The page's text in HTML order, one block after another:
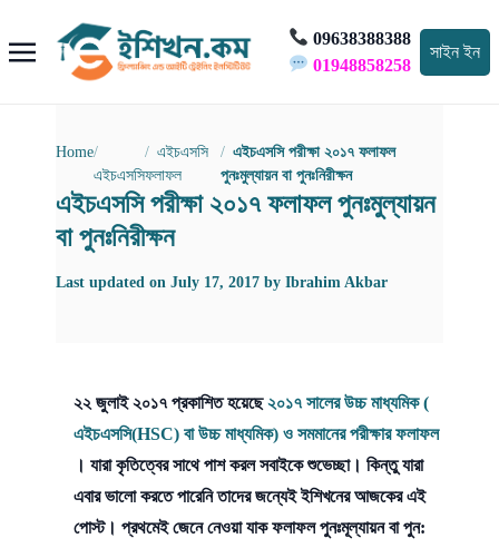
09638388388
01948858258
সাইন ইন
Home
এইচএসসি
এইচএসসি
ফলাফল
এইচএসসি পরীক্ষা ২০১৭ ফলাফল
পুনঃমুল্যায়ন বা পুনঃনিরীক্ষন
এইচএসসি পরীক্ষা ২০১৭ ফলাফল পুনঃমুল্যায়ন
বা পুনঃনিরীক্ষন
Last updated on July 17, 2017 by Ibrahim Akbar
২২ জুলাই ২০১৭ প্রকাশিত হয়েছে২০১৭ সালের উচ্চ মাধ্যমিক (
এইচএসসি(HSC) বা উচ্চ মাধ্যমিক) ও সমমানের পরীক্ষার ফলাফল
। যারা কৃতিত্বের সাথে পাশ করল সবাইকে শুভেচ্ছা। কিন্তু যারা
এবার ভালো করতে পারেনি তাদের জন্যেই ইশিখনের আজকের এই
পোস্ট। প্রথমেই জেনে নেওয়া যাক ফলাফল পুনঃমূল্যায়ন বা পুন: